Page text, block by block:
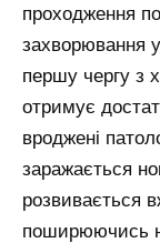
проходження
захворювання
першу чергу з
отримує
вроджені
заражається
розвивається
поширюючись